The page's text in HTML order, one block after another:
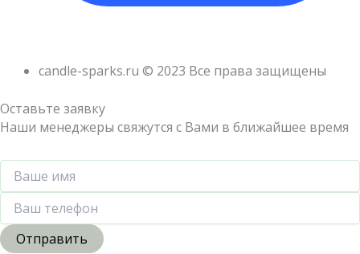
candle-sparks.ru © 2023 Все права защищены
Оставьте заявку
Наши менеджеры свяжутся с Вами в ближайшее время
Отправить